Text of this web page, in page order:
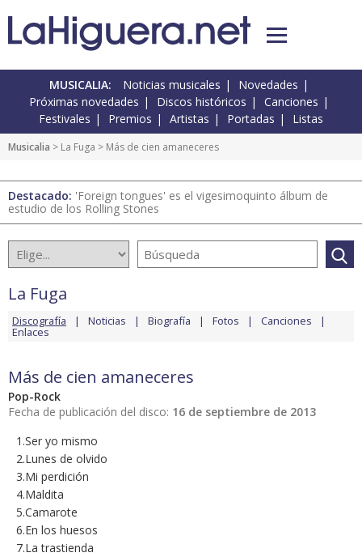
MUSICALIA: Noticias musicales
Novedades
Próximas novedades
Discos históricos
Canciones
Festivales
Premios Artistas Portadas Listas
Musicalia > La Fuga > Más de cien amaneceres
Destacado: 'Foreign tongues' es el vigesimoquinto álbum de
estudio de los Rolling Stones
La Fuga
Discografía Noticias Biografía Fotos Canciones
Enlaces
Más de cien amaneceres
Pop-Rock
Fecha de publicación del disco: 16 de septiembre de 2013
1.Ser yo mismo
2.Lunes de olvido
3.Mi perdición
4.Maldita
5.Camarote
6.En los huesos
7.La trastienda